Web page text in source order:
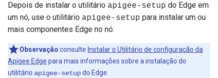
Depois de instalar o utilitário apigee-setup do Edge em
um nó, use o utilitário apigee-setup para instalar um ou
mais componentes Edge no nó.
Observação:consulte Instalar o Utilitário de configuração da
Apigee Edge para mais informações sobre a instalação do
utilitário apigee-setupdo Edge.